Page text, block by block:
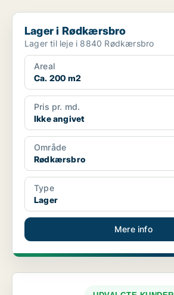
Lager i Rødkærsbro
Lager i Rødkærsbro
Lager til leje i 8840 Rødkærsbro
Areal
Ca. 200 m2
Pris pr. md.
Ikke angivet
Område
Rødkærsbro
Type
Lager
Mere info